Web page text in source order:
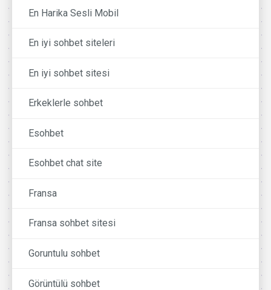
En Harika Sesli Mobil
En iyi sohbet siteleri
En iyi sohbet sitesi
Erkeklerle sohbet
Esohbet
Esohbet chat site
Fransa
Fransa sohbet sitesi
Goruntulu sohbet
Görüntülü sohbet